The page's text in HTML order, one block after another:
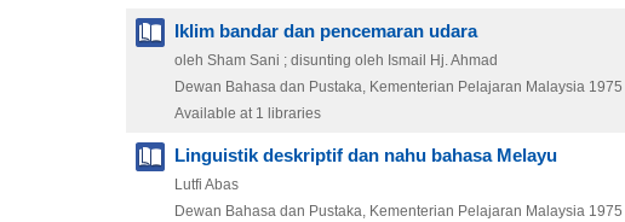
Iklim bandar dan pencemaran udara
oleh Sham Sani ; disunting oleh Ismail Hj. Ahmad
Dewan Bahasa dan Pustaka, Kementerian Pelajaran Malaysia 1975
Available at 1 libraries
Linguistik deskriptif dan nahu bahasa Melayu
Lutfi Abas
Dewan Bahasa dan Pustaka, Kementerian Pelajaran Malaysia 1975